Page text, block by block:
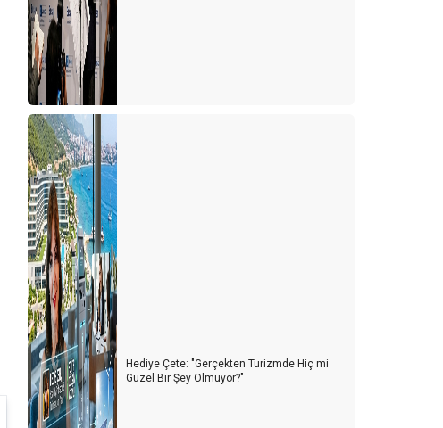
Hediye Çete: "Gerçekten Turizmde Hiç mi
Güzel Bir Şey Olmuyor?"